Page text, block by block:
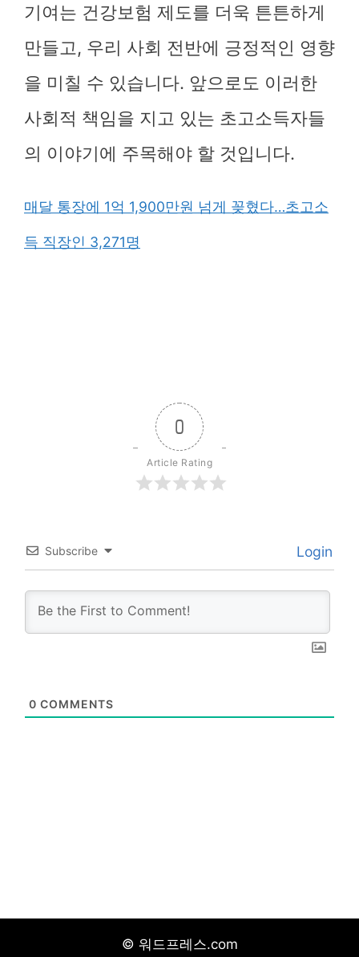
기여는 건강보험 제도를 더욱 튼튼하게
만들고, 우리 사회 전반에 긍정적인 영향
을 미칠 수 있습니다. 앞으로도 이러한
사회적 책임을 지고 있는 초고소득자들
의 이야기에 주목해야 할 것입니다.
매달 통장에 1억 1,900만원 넘게 꽂혔다…초고소
득 직장인 3,271명
0
Article Rating
Subscribe Login
0 COMMENTS
© 워드프레스.com